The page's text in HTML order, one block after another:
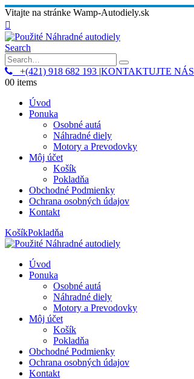
Vitajte na stránke Wamp-Autodiely.sk
Search
+(421) 918 682 193 |KONTAKTUJTE NÁS
00 items
Úvod
Ponuka
Osobné autá
Náhradné diely
Motory a Prevodovky
Môj účet
Košík
Pokladňa
Obchodné Podmienky
Ochrana osobných údajov
Kontakt
KošíkPokladňa
Úvod
Ponuka
Osobné autá
Náhradné diely
Motory a Prevodovky
Môj účet
Košík
Pokladňa
Obchodné Podmienky
Ochrana osobných údajov
Kontakt